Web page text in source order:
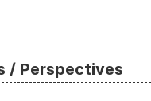
/ Perspectives